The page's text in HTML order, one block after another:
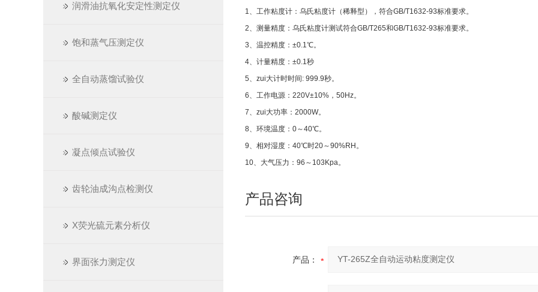
润滑油抗氧化安定性测定仪
饱和蒸气压测定仪
全自动蒸馏试验仪
酸碱测定仪
凝点倾点试验仪
齿轮油成沟点检测仪
X荧光硫元素分析仪
界面张力测定仪
1、工作粘度计：乌氏粘度计（稀释型），符合GB/T1632-93标准要求。
2、测量精度：乌氏粘度计测试符合GB/T265和GB/T1632-93标准要求。
3、温控精度：±0.1℃。
4、计量精度：±0.1秒
5、zui大计时时间: 999.9秒。
6、工作电源：220V±10%，50Hz。
7、zui大功率：2000W。
8、环境温度：0～40℃。
9、相对湿度：40℃时20～90%RH。
10、大气压力：96～103Kpa。
产品咨询
产品：